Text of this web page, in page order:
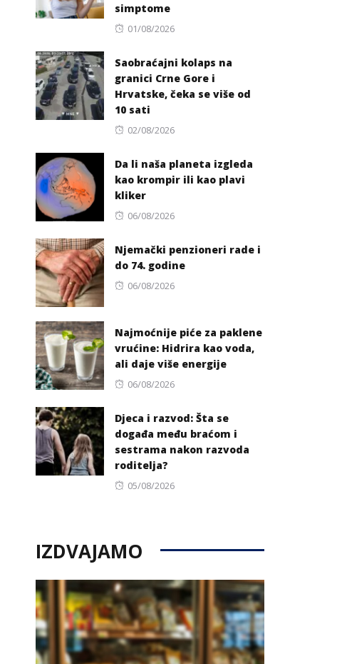
simptome
Posted
01/08/2026
Saobraćajni kolaps na
granici Crne Gore i
Hrvatske, čeka se više od
10 sati
Posted
02/08/2026
Da li naša planeta izgleda
kao krompir ili kao plavi
kliker
Posted
06/08/2026
Njemački penzioneri rade i
do 74. godine
Posted
06/08/2026
Najmoćnije piće za paklene
vrućine: Hidrira kao voda,
ali daje više energije
Posted
06/08/2026
Djeca i razvod: Šta se
događa među braćom i
sestrama nakon razvoda
roditelja?
Posted
05/08/2026
IZDVAJAMO